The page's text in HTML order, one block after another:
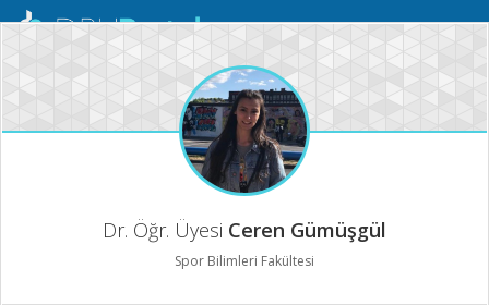
Mobil
Dr. Öğr. Üyesi Ceren Gümüşgül
Spor Bilimleri Fakültesi